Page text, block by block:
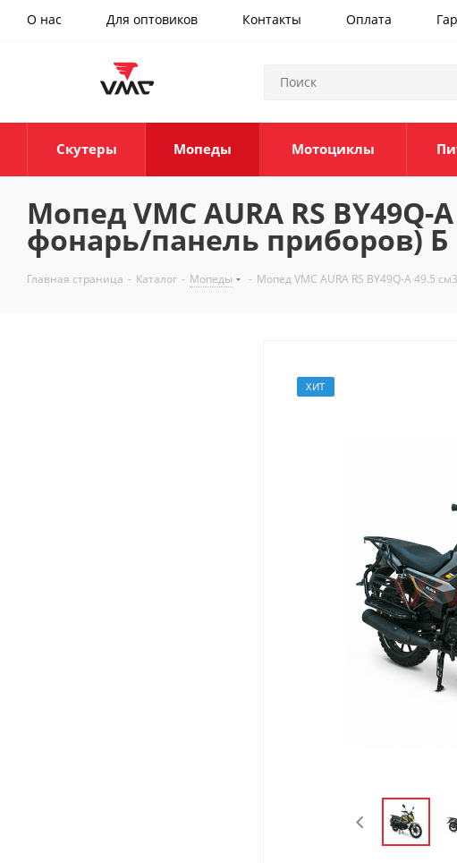
О нас Для оптовиков Контакты Оплата
Скутеры Мопеды Мотоциклы
Мопед VMC AURA RS
фонарь/панель приборов) Б
Главная страница - Каталог - Мопеды - Мопед VMC AURA RS BY49Q-A 49.5
ХИТ